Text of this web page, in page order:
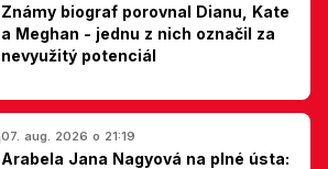
Známy biograf porovnal Dianu, Kate
a Meghan - jednu z nich označil za
nevyužitý potenciál
07. aug. 2026 o 21:19
Arabela Jana Nagyová na plné ústa: